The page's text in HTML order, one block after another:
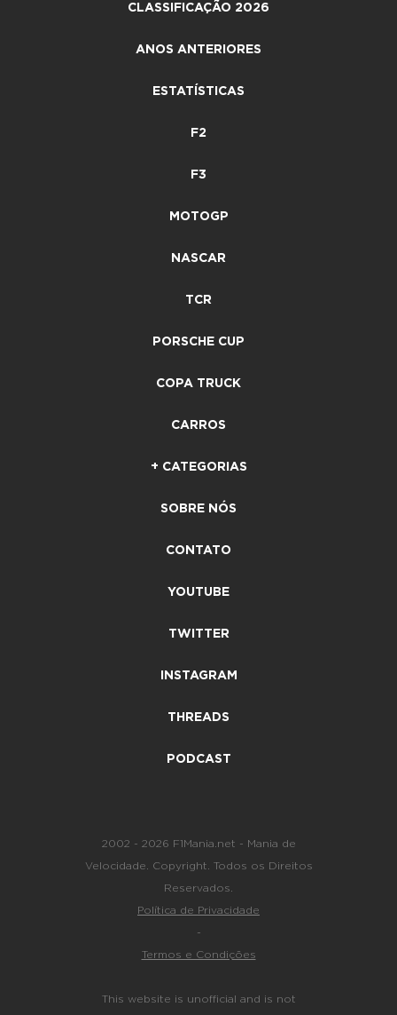
CLASSIFICAÇÃO 2026
ANOS ANTERIORES
ESTATÍSTICAS
F2
F3
MOTOGP
NASCAR
TCR
PORSCHE CUP
COPA TRUCK
CARROS
+ CATEGORIAS
SOBRE NÓS
CONTATO
YOUTUBE
TWITTER
INSTAGRAM
THREADS
PODCAST
2002 - 2026 F1Mania.net - Mania de
Velocidade. Copyright. Todos os Direitos
Reservados.
Política de Privacidade
-
Termos e Condições
This website is unofficial and is not